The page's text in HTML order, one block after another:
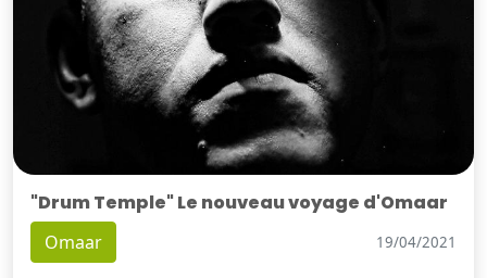
"Drum Temple" Le nouveau voyage d'Omaar
Omaar 19/04/2021